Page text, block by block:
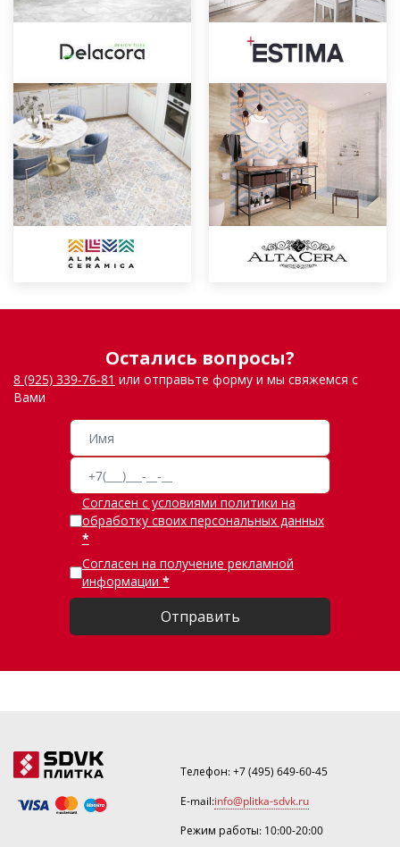
Остались вопросы?
8 (925) 339-76-81 или отправьте форму и мы свяжемся с
Вами
Отправить
Согласен с условиями политики на
обработку своих персональных данных
Согласен на получение рекламной
информации
Телефон:+7 (495) 649-60-45
E-mail:info@plitka-sdvk.ru
Режим работы: 10:00-20:00